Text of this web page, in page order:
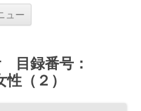
ュー
ス
キ
ッ
プ
目録番号：
（２）